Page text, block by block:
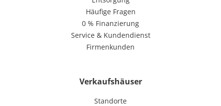
Häufige Fragen
0 % Finanzierung
Service & Kundendienst
Firmenkunden
Verkaufshäuser
Standorte